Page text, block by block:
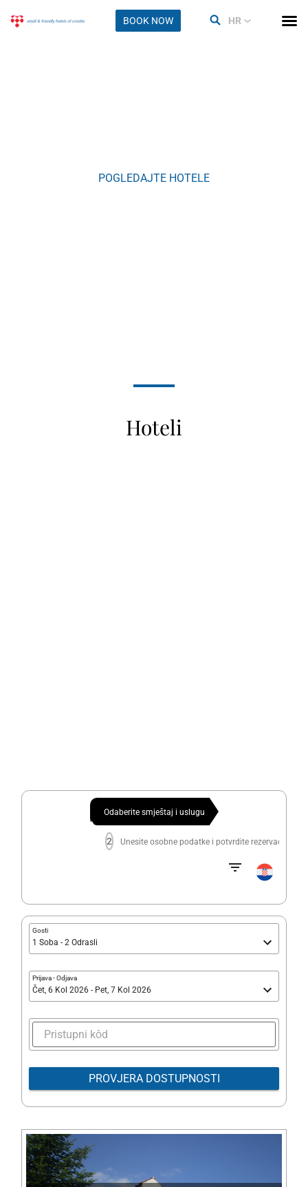
BOOK NOW HR
POGLEDAJTE HOTELE
Hoteli
Odaberite smještaj i uslugu
2 Unesite osobne podatke i potvrdite rezervaciju
Gosti
1 Soba - 2 Odrasli
Prijava-Odjava
Čet, 6 Kol 2026 - Pet, 7 Kol 2026
PROVJERA DOSTUPNOSTI